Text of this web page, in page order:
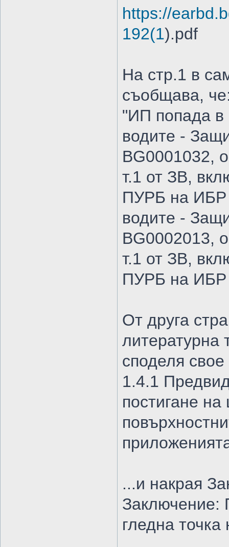
https://
192(1).pdf
На стр.1 в
съобщава,
"ИП попада в
водите -
BG0001032,
т.1 от ЗВ,
ПУРБ на ИБР
водите -
BG0002013,
т.1 от ЗВ,
ПУРБ на ИБР
От друга
литературна
споделя
1.4.1
постигане
...и накрая
Заключение:
гледна